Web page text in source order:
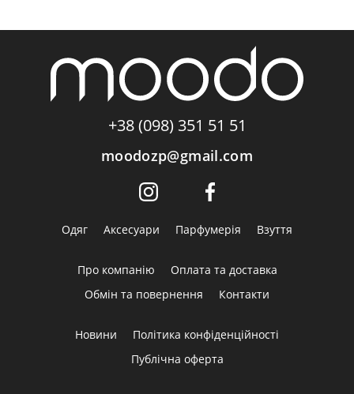
+38 (098) 351 51 51
moodozp@gmail.com
Одяг Аксесуари Парфумерія Взуття
Про компанію
Оплата та доставка
Обмін та повернення
Контакти
Новини
Політика конфіденційності
Публічна оферта